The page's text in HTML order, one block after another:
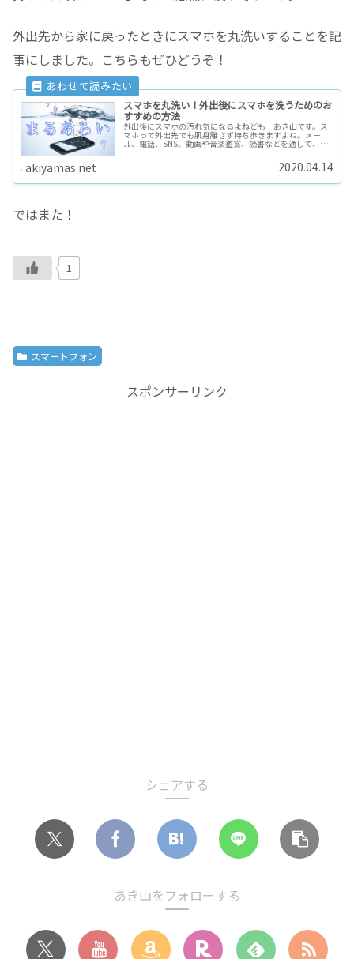
外出先から家に戻ったときにスマホを丸洗いすることを記
事にしました。こちらもぜひどうぞ！
スマホを丸洗い！外出後にスマホを洗うためのお
すすめの方法
外出後にスマホの汚れ気になるよねども！あき山です。ス
マホって外出先でも肌身離さず持ち歩きますよね。メー
ル、電話、SNS、動画や音楽鑑賞、読書などを通して、ほ
akiyamas.net 2020.04.14
ではまた！
1
スマートフォン
スポンサーリンク
シェアする
あき山をフォローする